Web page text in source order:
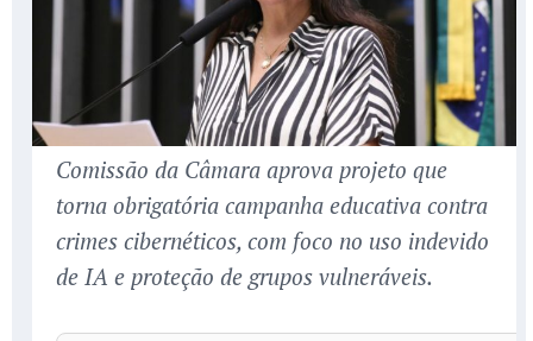
Comissão da Câmara aprova projeto que
torna obrigatória campanha educativa contra
crimes cibernéticos, com foco no uso indevido
de IA e proteção de grupos vulneráveis.